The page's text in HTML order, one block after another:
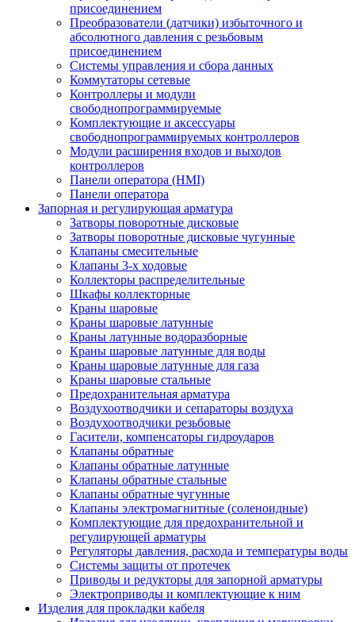
присоединением
Преобразователи (датчики) избыточного и
абсолютного давления с резьбовым
присоединением
Системы управления и сбора данных
Коммутаторы сетевые
Контроллеры и модули
свободнопрограммируемые
Комплектующие и аксессуары
свободнопрограммируемых контроллеров
Модули расширения входов и выходов
контроллеров
Панели оператора (HMI)
Панели оператора
Запорная и регулирующая арматура
Затворы поворотные дисковые
Затворы поворотные дисковые чугунные
Клапаны смесительные
Клапаны 3-х ходовые
Коллекторы распределительные
Шкафы коллекторные
Краны шаровые
Краны шаровые латунные
Краны латунные водоразборные
Краны шаровые латунные для воды
Краны шаровые латунные для газа
Краны шаровые стальные
Предохранительная арматура
Воздухоотводчики и сепараторы воздуха
Воздухоотводчики резьбовые
Гасители, компенсаторы гидроударов
Клапаны обратные
Клапаны обратные латунные
Клапаны обратные стальные
Клапаны обратные чугунные
Клапаны электромагнитные (соленоидные)
Комплектующие для предохранительной и
регулирующей арматуры
Регуляторы давления, расхода и температуры воды
Системы защиты от протечек
Приводы и редукторы для запорной арматуры
Электроприводы и комплектующие к ним
Изделия для прокладки кабеля